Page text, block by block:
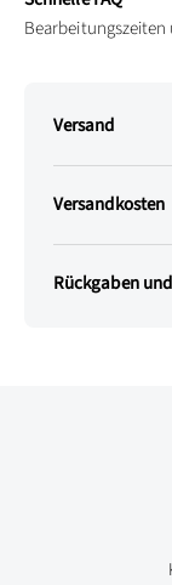
Bearbeitungszeiten
Versand
Versandkosten
Rückgaben